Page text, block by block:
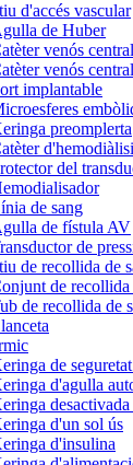
d'accés vascular
de Huber
venós central
venós
implantable
preomplerta
d'hemodiàlisi
del
de sang
de fístula AV
de
de recollida de
de recollida
de recollida de
de
d'agulla
d'un sol ús
d'insulina